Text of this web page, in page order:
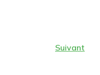
Suivant